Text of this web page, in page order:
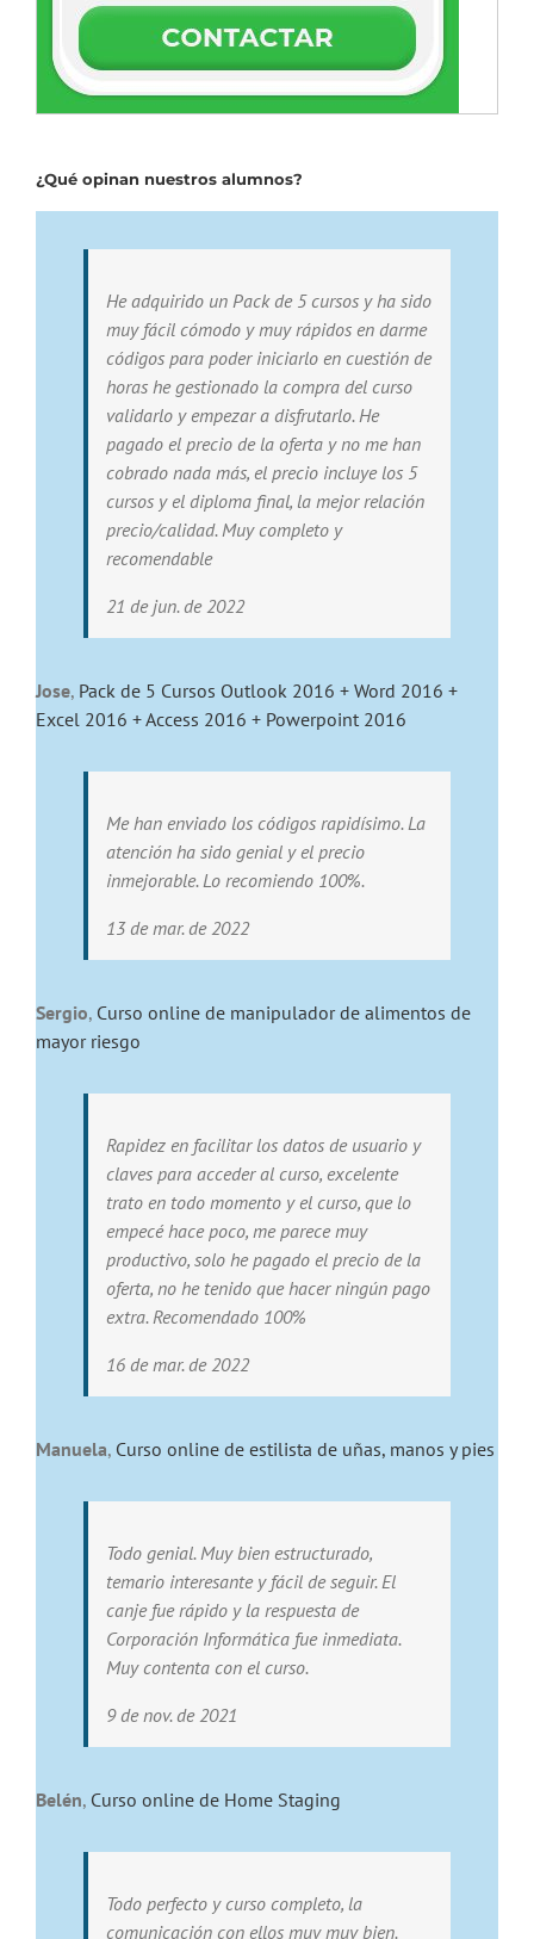
¿Qué opinan nuestros alumnos?
He adquirido un Pack de 5 cursos y ha sido
muy fácil cómodo y muy rápidos en darme
códigos para poder iniciarlo en cuestión de
horas he gestionado la compra del curso
validarlo y empezar a disfrutarlo. He
pagado el precio de la oferta y no me han
cobrado nada más, el precio incluye los 5
cursos y el diploma final, la mejor relación
precio/calidad. Muy completo y
recomendable
21 de jun. de 2022
Jose, Pack de 5 Cursos Outlook 2016 + Word 2016 +
Excel 2016 + Access 2016 + Powerpoint 2016
Me han enviado los códigos rapidísimo. La
atención ha sido genial y el precio
inmejorable. Lo recomiendo 100%.
13 de mar. de 2022
Sergio, Curso online de manipulador de alimentos de
mayor riesgo
Rapidez en facilitar los datos de usuario y
claves para acceder al curso, excelente
trato en todo momento y el curso, que lo
empecé hace poco, me parece muy
productivo, solo he pagado el precio de la
oferta, no he tenido que hacer ningún pago
extra. Recomendado 100%
16 de mar. de 2022
Manuela, Curso online de estilista de uñas, manos y pies
Todo genial. Muy bien estructurado,
temario interesante y fácil de seguir. El
canje fue rápido y la respuesta de
Corporación Informática fue inmediata.
Muy contenta con el curso.
9 de nov. de 2021
Belén, Curso online de Home Staging
Todo perfecto y curso completo, la
comunicación con ellos muy muy bien.